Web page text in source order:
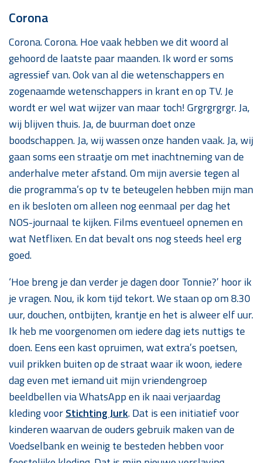
Corona
Corona. Corona. Hoe vaak hebben we dit woord al
gehoord de laatste paar maanden. Ik word er soms
agressief van. Ook van al die wetenschappers en
zogenaamde wetenschappers in krant en op TV. Je
wordt er wel wat wijzer van maar toch! Grgrgrgrgr. Ja,
wij blijven thuis. Ja, de buurman doet onze
boodschappen. Ja, wij wassen onze handen vaak. Ja, wij
gaan soms een straatje om met inachtneming van de
anderhalve meter afstand. Om mijn aversie tegen al
die programma’s op tv te beteugelen hebben mijn man
en ik besloten om alleen nog eenmaal per dag het
NOS-journaal te kijken. Films eventueel opnemen en
wat Netflixen. En dat bevalt ons nog steeds heel erg
goed.
‘Hoe breng je dan verder je dagen door Tonnie?’ hoor ik
je vragen. Nou, ik kom tijd tekort. We staan op om 8.30
uur, douchen, ontbijten, krantje en het is alweer elf uur.
Ik heb me voorgenomen om iedere dag iets nuttigs te
doen. Eens een kast opruimen, wat extra’s poetsen,
vuil prikken buiten op de straat waar ik woon, iedere
dag even met iemand uit mijn vriendengroep
beeldbellen via WhatsApp en ik naai verjaardag
kleding voorStichting Jurk. Dat is een initiatief voor
kinderen waarvan de ouders gebruik maken van de
Voedselbank en weinig te besteden hebben voor